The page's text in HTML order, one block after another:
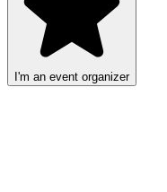
I'm an event organizer